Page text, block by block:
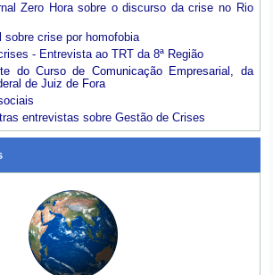
Zero Hora sobre o discurso da crise no Rio
sobre crise por homofobia
- Entrevista ao TRT da 8ª Região
do Curso de Comunicação Empresarial, da
de Juiz de Fora
entrevistas sobre Gestão de Crises